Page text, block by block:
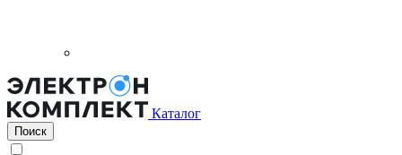
Каталог
Поиск